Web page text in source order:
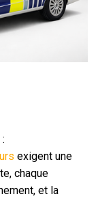
exigent une
chaque
et la